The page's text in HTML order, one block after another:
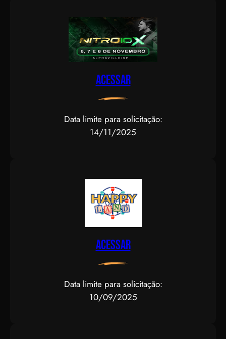
Acessar
Data limite para solicitação:
14/11/2025
Acessar
Data limite para solicitação:
10/09/2025